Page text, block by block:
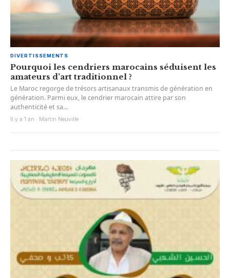
DIVERTISSEMENTS
Pourquoi les cendriers marocains séduisent les
amateurs d’art traditionnel ?
Le Maroc regorge de trésors artisanaux transmis de génération en
génération. Parmi eux, le cendrier marocain attire par son
authenticité et sa...
Il y a 1 an · Martin Neuville